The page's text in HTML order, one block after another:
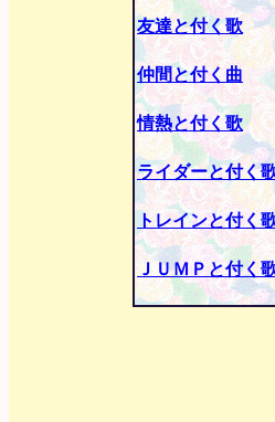
友達と付く歌
仲間と付く曲
情熱と付く歌
ライダーと付く
トレインと付く
ＪＵＭＰと付く